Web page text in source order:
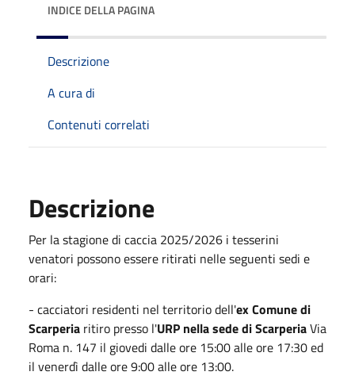
INDICE DELLA PAGINA
Descrizione
A cura di
Contenuti correlati
Descrizione
Per la stagione di caccia 2025/2026 i tesserini
venatori possono essere ritirati nelle seguenti sedi e
orari:
- cacciatori residenti nel territorio dell'ex Comune di
Scarperia ritiro presso l'URP nella sede di ScarperiaVia
Roma n. 147 il giovedi dalle ore 15:00 alle ore 17:30 ed
il venerdì dalle ore 9:00 alle ore 13:00.